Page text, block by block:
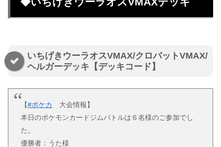
いちげきウーラオスVMAX/クロバットVMAX/
ヘルガーデッキ【デッキコード】
【#ポケカ
大会情報】
本日のポケモンカードジムバトルは６名様のご参加でし
た。
優勝者：うた様